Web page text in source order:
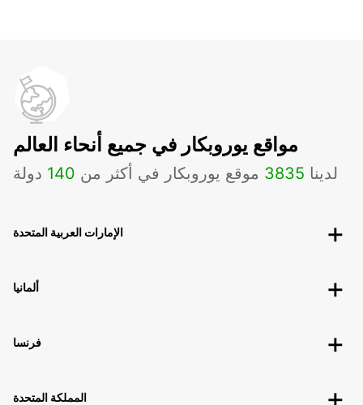
مواقع يوروبكار في جميع أنحاء العالم
لدينا 3835 موقع يوروبكار في أكثر من 140 دولة
الإمارات العربية المتحدة
ألمانيا
فرنسا
المملكة المتحدة